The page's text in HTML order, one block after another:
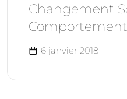
Changement
Comportement
6 janvier 2018